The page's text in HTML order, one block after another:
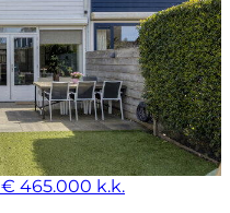
€ 465.000 k.k.